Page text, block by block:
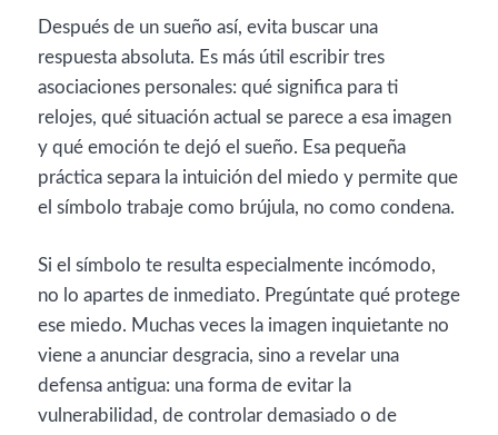
Después de un sueño así, evita buscar una
respuesta absoluta. Es más útil escribir tres
asociaciones personales: qué significa para ti
relojes, qué situación actual se parece a esa imagen
y qué emoción te dejó el sueño. Esa pequeña
práctica separa la intuición del miedo y permite que
el símbolo trabaje como brújula, no como condena.
Si el símbolo te resulta especialmente incómodo,
no lo apartes de inmediato. Pregúntate qué protege
ese miedo. Muchas veces la imagen inquietante no
viene a anunciar desgracia, sino a revelar una
defensa antigua: una forma de evitar la
vulnerabilidad, de controlar demasiado o de